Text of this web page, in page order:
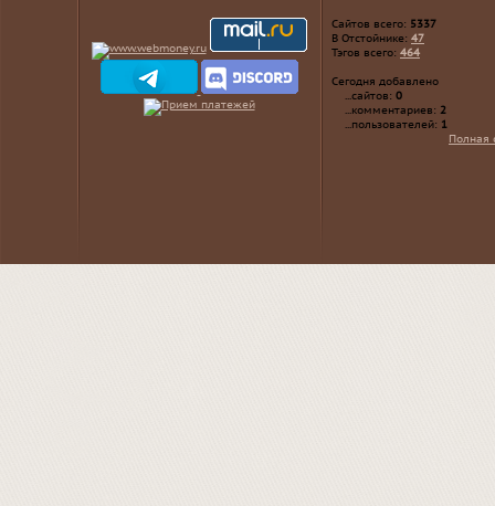
Сайтов всего: 5337
В Отстойнике: 47
Тэгов всего: 464
Сегодня добавлено
...сайтов: 0
...комментариев: 2
...пользователей: 1
Полная